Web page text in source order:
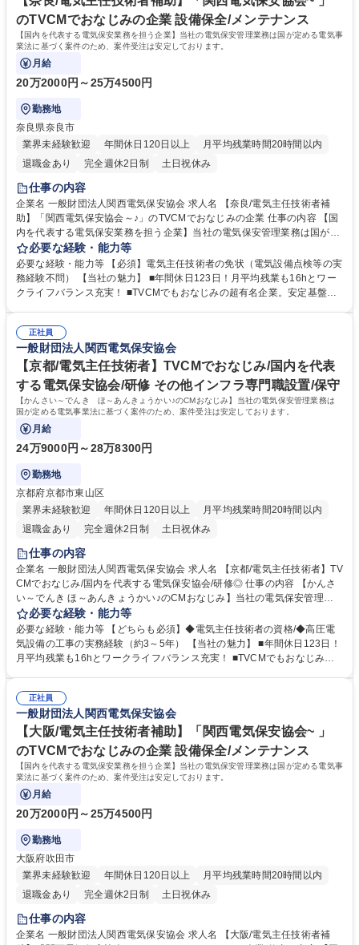
第二種電気主任技術者
のTVCMでおなじみの企業 設備保全/メンテナンス
【国内を代表する電気保安業務を担う企業】当社の電気保安管理業務は国が定める電気事
業法に基づく案件のため、案件受注は安定しております。
月給
20万2000円～25万4500円
勤務地
奈良県奈良市
業界未経験歓迎
年間休日120日以上
月平均残業時間20時間以内
退職金あり
完全週休2日制 土日祝休み
仕事の内容
企業名 一般財団法人関西電気保安協会 求人名 【奈良/電気主任技術者補
助】「関西電気保安協会～♪」のTVCMでおなじみの企業 仕事の内容 【国
内を代表する電気保安業務を担う企業】当社の電気保安管理業務は国が定
める電気事業法に基づく案件のため、案件受注は安定しております。 【入
社後】先輩技術員のもと、工場やビルなど電力会社から高圧で受電して電
気を使用する事業場の保安業務の補助として、3年程度の実務経験を積ん
でいただき、保安業務従事者を目指していただきます。 【当社の強み】保
術者補助】「関西電気保安協会～♪」のTVCMでおなじみの企業
必要な経験・能力等
必要な経験・能力等 【必須】電気主任技術者の免状（電気設備点検等の実
務経験不問） 【当社の魅力】 ■年間休日123日！月平均残業も16hとワー
クライフバランス充実！ ■TVCMでもおなじみの超有名企業。安定基盤で
擬施設を保有等、充実の研修環境から高い技術力を担保し続けておりま
す。 学歴・資格 学歴：大学院 大学 高専 短大 専修学校 高校 語学力： 資
格：第三種電気主任技術者 第二種電気主任技術者 第一種運転免許普通自
動車
正社員
一般財団法人関西電気保安協会
【京都/電気主任技術者】TVCMでおなじみ/国内を代表
する電気保安協会/研修 その他インフラ専門職設置/保守
【かんさい～でんき ほ～あんきょうかい♪のCMおなじみ】当社の電気保安管理業務は
国が定める電気事業法に基づく案件のため、案件受注は安定しております。
月給
24万9000円～28万8300円
勤務地
京都府京都市東山区
業界未経験歓迎
年間休日120日以上
月平均残業時間20時間以内
退職金あり
完全週休2日制 土日祝休み
仕事の内容
企業名 一般財団法人関西電気保安協会 求人名 【京都/電気主任技術者】TV
CMでおなじみ/国内を代表する電気保安協会/研修◎ 仕事の内容 【かんさ
い～でんき ほ～あんきょうかい♪のCMおなじみ】当社の電気保安管理業
務は国が定める電気事業法に基づく案件のため、案件受注は安定しており
ます。 工場やビルなど電力会社から高圧で受電して電気を使用する事業場
の保安業務全般をお任せします。 ＜月次点検＞運転状態の電気設備の点検
および測定 ＜年次点検＞電気設備を停電してより精密な点検、測定および
種 【京都/電気主任技術者】TVCMでおなじみ/国内を代表する電気保安協
会/研修◎
必要な経験・能力等
必要な経験・能力等 【どちらも必須】◆電気主任技術者の資格/◆高圧電
気設備の工事の実務経験（約3～5年） 【当社の魅力】 ■年間休日123日！
月平均残業も16hとワークライフバランス充実！ ■TVCMでもおなじみの
い方にオススメ！ ■模擬施設を保有等、充実の研修環境から高い技術力を
担保し続けております。 学歴・資格 学歴：大学院 大学 高専 短大 専修学
校 高校 語学力： 資格：第一種運転免許普通自動車 第三種電気主任技術者
第二種電気主任技術者
正社員
一般財団法人関西電気保安協会
【大阪/電気主任技術者補助】「関西電気保安協会~ 」
のTVCMでおなじみの企業 設備保全/メンテナンス
【国内を代表する電気保安業務を担う企業】当社の電気保安管理業務は国が定める電気事
業法に基づく案件のため、案件受注は安定しております。
月給
20万2000円～25万4500円
勤務地
大阪府吹田市
業界未経験歓迎
年間休日120日以上
月平均残業時間20時間以内
退職金あり
完全週休2日制 土日祝休み
仕事の内容
企業名 一般財団法人関西電気保安協会 求人名 【大阪/電気主任技術者補